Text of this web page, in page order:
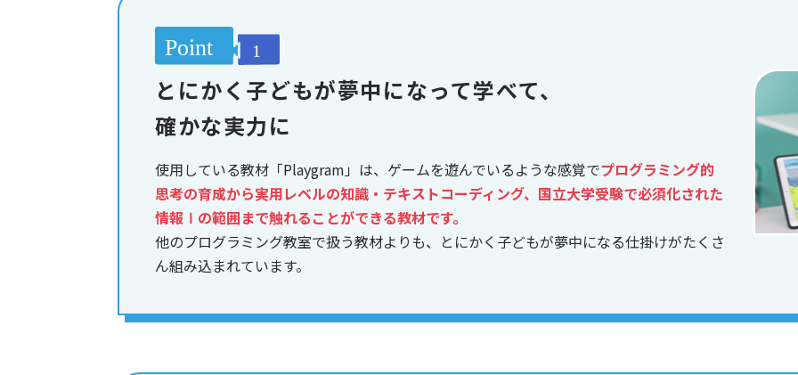
とにかく子どもが夢中になって学べて、
確かな実力に
使用している教材「Playgram」は、ゲームを遊んでいるような感覚でプログラミング的
思考の育成から実用レベルの知識・テキストコーディング、国立大学受験で必須化された
情報Ⅰの範囲まで触れることができる教材です。
他のプログラミング教室で扱う教材よりも、とにかく子どもが夢中になる仕掛けがたくさ
ん組み込まれています。